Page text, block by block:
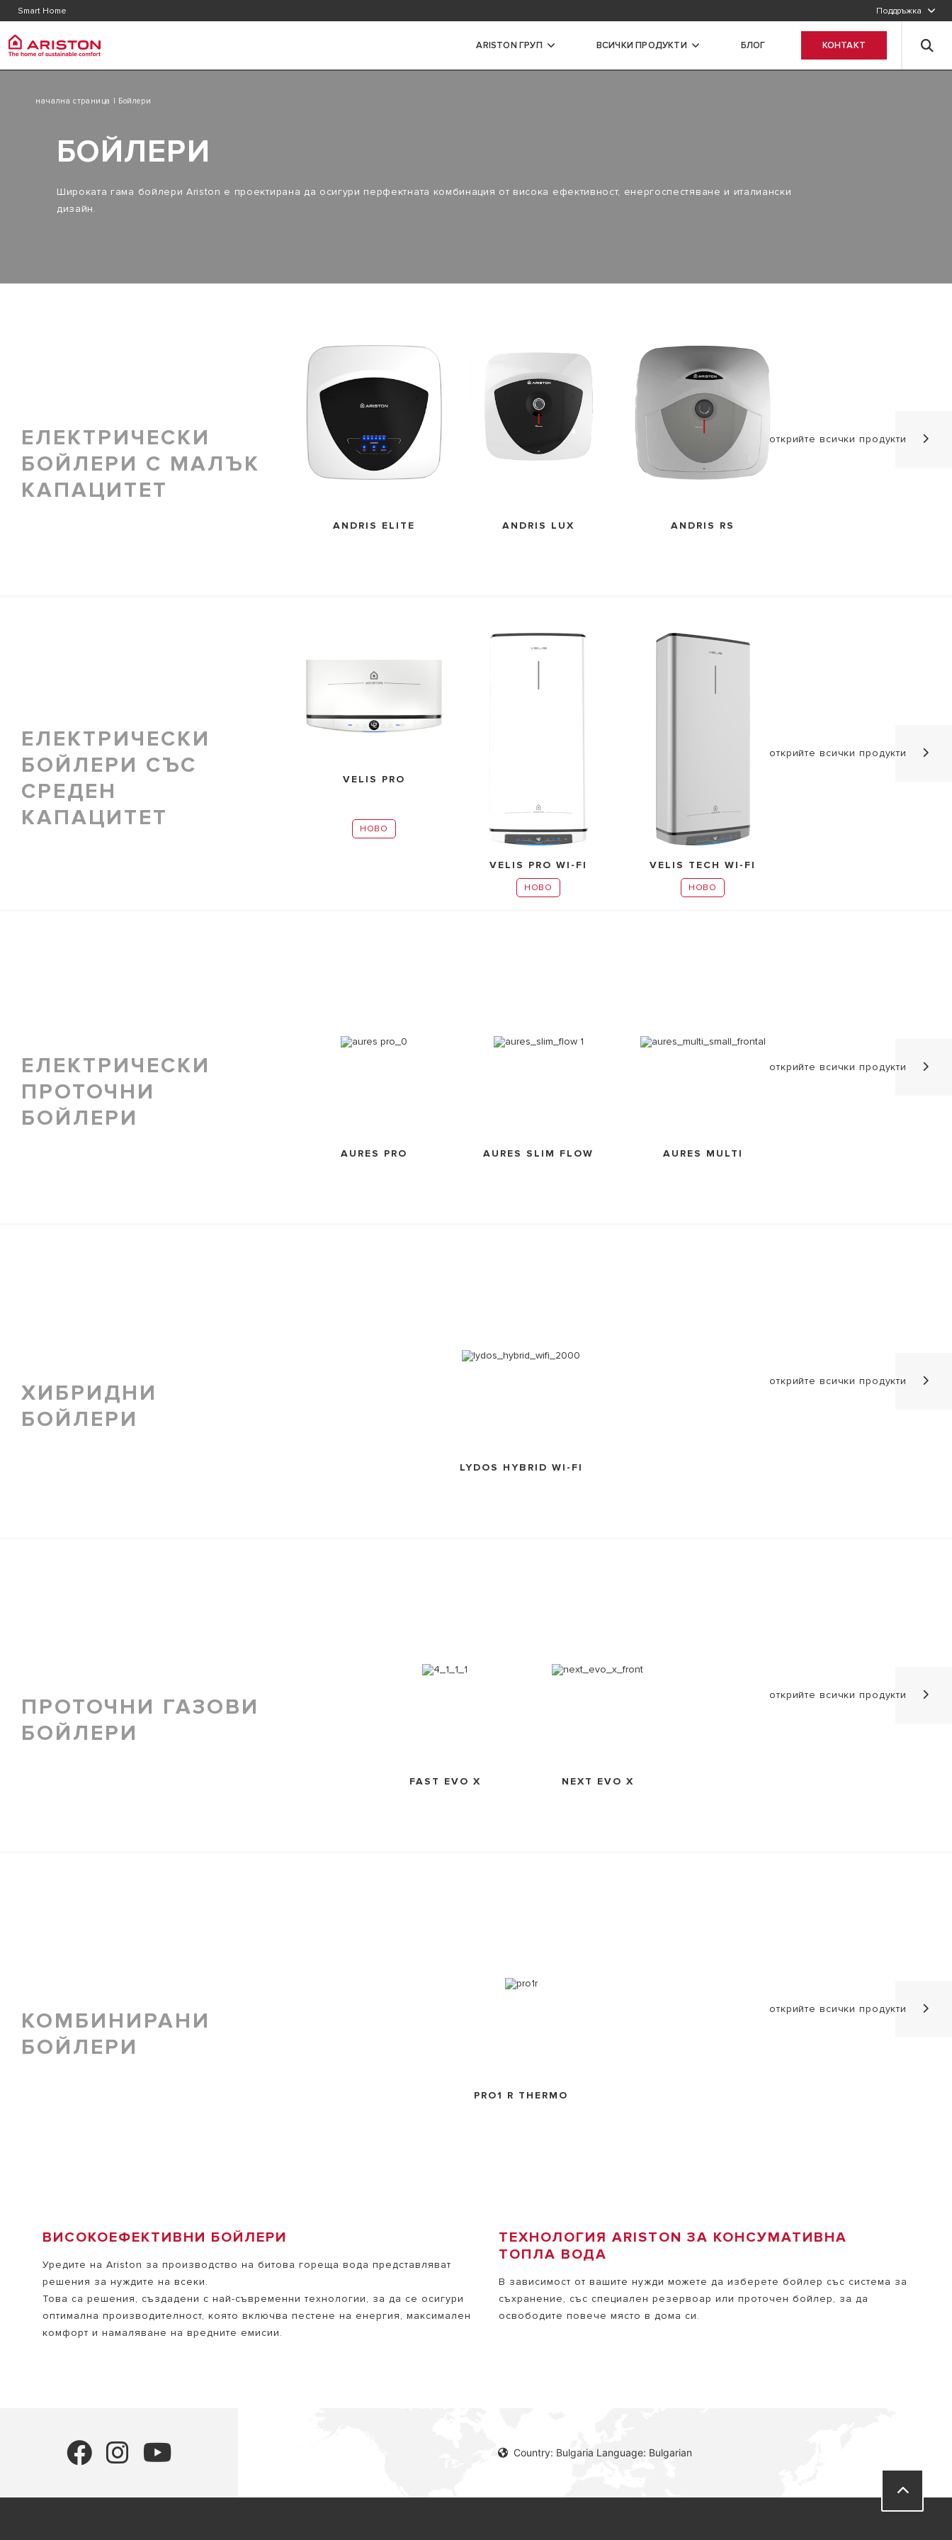
Smart Home Поддръжка
ARISTON ГРУП
Ariston Груп
МАРКАТА ARISTON
ГРУПАТА
VISIT
ВСИЧКИ ПРОДУКТИ
PRODUCTS | CATEGORIES
БОЙЛЕРИ
ТЕРМОПОМПИ ЕЛЕКТРИЧЕСКИ БОЙЛЕРИ СЪС СРЕДЕН
ВСИЧКИ МОДЕЛИ НА БОЙЛЕРИ
Защо да изберете бойлер Ariston?
Широката гама бойлери Ariston е проектирана да
БЛОГ КОНТАКТ
начална страница | Бойлери
БОЙЛЕРИ
Широката гама бойлери Ariston е проектирана да осигури перфектната комбинация от висока ефективност, енергоспестяване и италиански
дизайн.
ЕЛЕКТРИЧЕСКИ
БОЙЛЕРИ С МАЛЪК
КАПАЦИТЕТ
ANDRIS ELITE ANDRIS LUX ANDRIS RS
открийте всички продукти
ЕЛЕКТРИЧЕСКИ
БОЙЛЕРИ СЪС
СРЕДЕН
КАПАЦИТЕТ
VELIS PRO
НОВО
VELIS PRO WI-FI
НОВО
VELIS TECH WI-FI
НОВО
открийте всички продукти
ЕЛЕКТРИЧЕСКИ
ПРОТОЧНИ
БОЙЛЕРИ
AURES PRO AURES SLIM FLOW AURES MULTI
открийте всички продукти
ХИБРИДНИ
БОЙЛЕРИ
LYDOS HYBRID WI-FI
открийте всички продукти
ПРОТОЧНИ ГАЗОВИ
БОЙЛЕРИ
FAST EVO X NEXT EVO X
открийте всички продукти
КОМБИНИРАНИ
БОЙЛЕРИ
PRO1 R THERMO
открийте всички продукти
ВИСОКОЕФЕКТИВНИ БОЙЛЕРИ
Уредите на Ariston за производство на битова гореща вода представляват
решения за нуждите на всеки.
Това са решения, създадени с най-съвременни технологии, за да се осигури
оптимална производителност, която включва пестене на енергия, максимален
комфорт и намаляване на вредните емисии.
ТЕХНОЛОГИЯ ARISTON ЗА КОНСУМАТИВНА
ТОПЛА ВОДА
В зависимост от вашите нужди можете да изберете бойлер със система за
съхранение, със специален резервоар или проточен бойлер, за да
освободите повече място в дома си.
Country: Bulgaria Language: Bulgarian